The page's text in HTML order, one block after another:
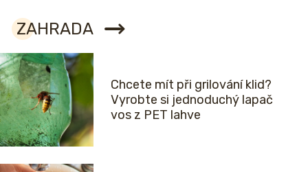
ZAHRADA
Chcete mít při grilování klid?
Vyrobte si jednoduchý lapač
vos z PET lahve